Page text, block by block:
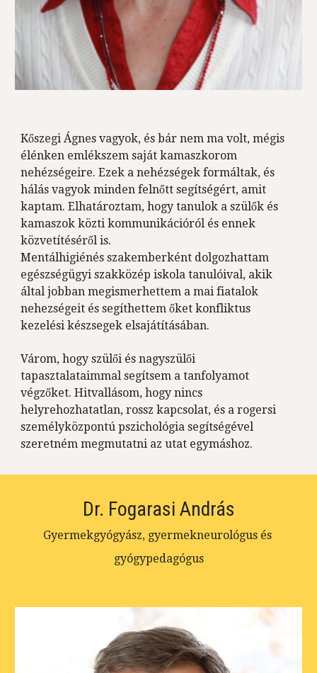
Kőszegi Ágnes vagyok, és bár nem ma volt, mégis
élénken emlékszem saját kamaszkorom
nehézségeire. Ezek a nehézségek formáltak, és
hálás vagyok minden felnőtt segítségért, amit
kaptam. Elhatároztam, hogy tanulok a szülők és
kamaszok közti kommunikációról és ennek
közvetítéséről is.
Mentálhigiénés szakemberként dolgozhattam
egészségügyi szakközép iskola tanulóival, akik
által jobban megismerhettem a mai fiatalok
nehezségeit és segíthettem őket konfliktus
kezelési készsegek elsajátításában.
Várom, hogy szülői és nagyszülői
tapasztalataimmal segítsem a tanfolyamot
végzőket. Hitvallásom, hogy nincs
helyrehozhatatlan, rossz kapcsolat, és a rogersi
személyközpontú pszichológia segítségével
szeretném megmutatni az utat egymáshoz.
Dr. Fogarasi András
Gyermekgyógyász, gyermekneurológus és
gyógypedagógus